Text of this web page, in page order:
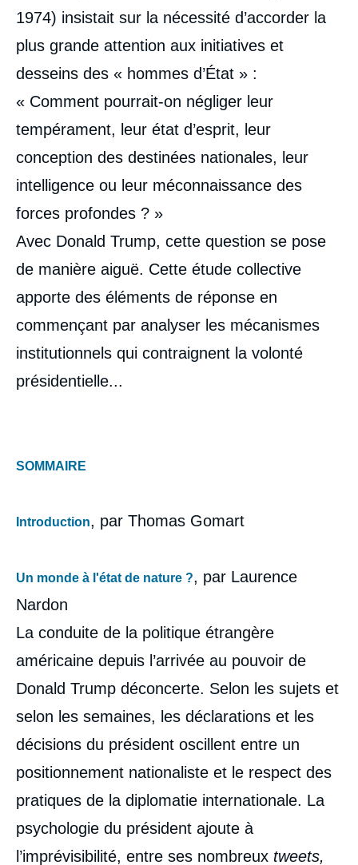
1974) insistait sur la nécessité d’accorder la
plus grande attention aux initiatives et
desseins des « hommes d’État » :
« Comment pourrait-on négliger leur
tempérament, leur état d’esprit, leur
conception des destinées nationales, leur
intelligence ou leur méconnaissance des
forces profondes ? »
Avec Donald Trump, cette question se pose
de manière aiguë. Cette étude collective
apporte des éléments de réponse en
commençant par analyser les mécanismes
institutionnels qui contraignent la volonté
présidentielle...
SOMMAIRE
Introduction, par Thomas Gomart
Un monde à l'état de nature ?, par Laurence
Nardon
La conduite de la politique étrangère
américaine depuis l’arrivée au pouvoir de
Donald Trump déconcerte. Selon les sujets et
selon les semaines, les déclarations et les
décisions du président oscillent entre un
positionnement nationaliste et le respect des
pratiques de la diplomatie internationale. La
psychologie du président ajoute à
l’imprévisibilité, entre ses nombreux tweets,